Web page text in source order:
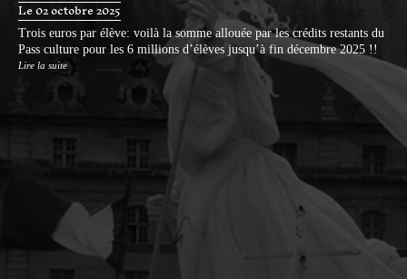
Le 02 octobre 2025
Trois euros par élève: voilà la somme allouée par les crédits restants du
Pass culture pour les 6 millions d’élèves jusqu’à fin décembre 2025 !!
Lire la suite